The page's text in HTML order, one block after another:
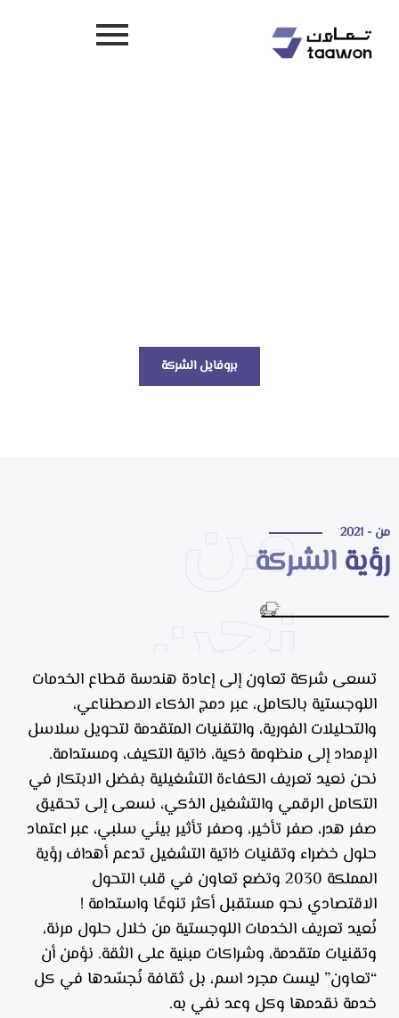
بروفايل الشركة
من
نحن
- 2021
الشركة
تسعى شركة تعاون إلى إعادة هندسة قطاع الخدمات
اللوجستية بالكامل، عبر دمج الذكاء الاصطناعي،
والتحليلات الفورية، والتقنيات المتقدمة لتحويل سلاسل
الإمداد إلى منظومة ذكية، ذاتية التكيف، ومستدامة.
نحن نعيد تعريف الكفاءة التشغيلية بفضل الابتكار في
التكامل الرقمي والتشغيل الذكي، نسعى إلى تحقيق
صفر هدر، صفر تأخير، وصفر تأثير بيئي سلبي، عبر اعتماد
حلول خضراء وتقنيات ذاتية التشغيل تدعم أهداف رؤية
المملكة 2030 وتضع تعاون في قلب التحول
الاقتصادي نحو مستقبل أكثر تنوعًا واستدامة !
نُعيد تعريف الخدمات اللوجستية من خلال حلول مرنة،
وتقنيات متقدمة، وشراكات مبنية على الثقة. نؤمن أن
“تعاون” ليست مجرد اسم، بل ثقافة نُجسّدها في كل
خدمة نقدمها وكل وعد نفي به.